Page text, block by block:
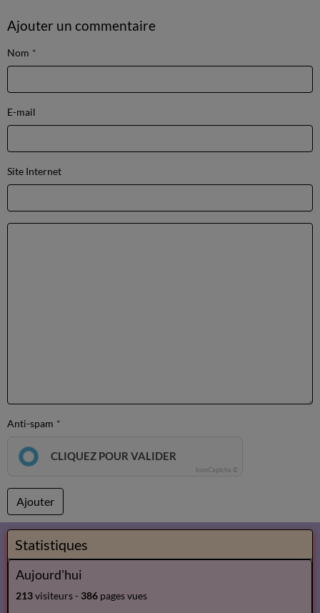
Ajouter un commentaire
Nom
E-mail
Site Internet
Anti-spam
CLIQUEZ POUR VALIDER
IconCaptcha ©
Ajouter
Statistiques
Aujourd'hui
213visiteurs - 386 pages vues